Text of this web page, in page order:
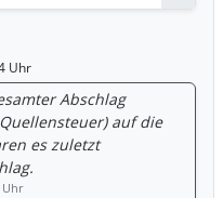
Uhr
Abschlag
auf die
es zuletzt
Uhr